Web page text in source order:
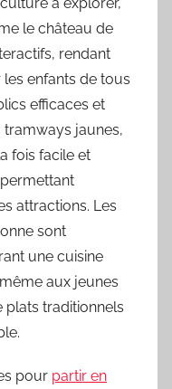
à explorer,
le château de
rendant
les enfants de tous
efficaces et
jaunes,
fois facile et
attractions. Les
sont
une cuisine
aux jeunes
traditionnels
pour partir en